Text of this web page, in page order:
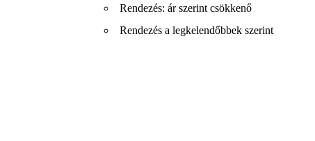
Rendezés: ár szerint csökkenő
Rendezés a legkelendőbbek szerint